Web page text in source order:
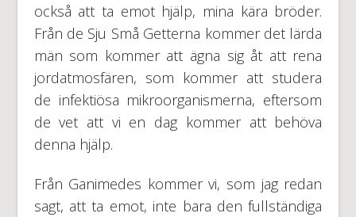
också att ta emot hjälp, mina kära bröder.
Från de Sju Små Getterna kommer det lärda
män som kommer att ägna sig åt att rena
jordatmosfären, som kommer att studera
de infektiösa mikroorganismerna, eftersom
de vet att vi en dag kommer att behöva
denna hjälp.
Från Ganimedes kommer vi, som jag redan
sagt, att ta emot, inte bara den fullständiga